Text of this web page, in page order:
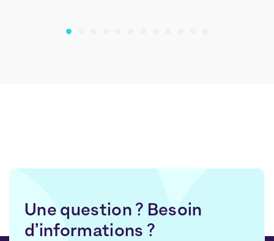
Une question ? Besoin
d’informations ?